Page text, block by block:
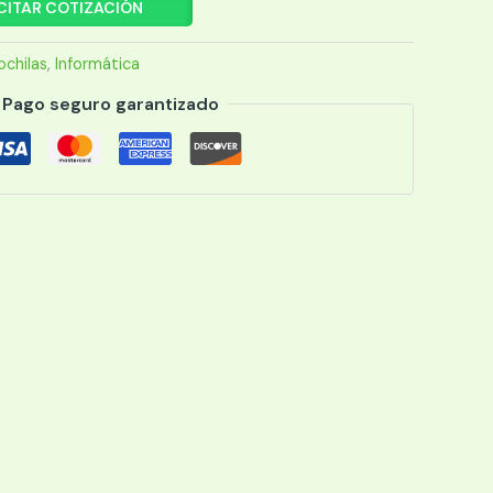
COTIZACIÓN
, Informática
Pago seguro garantizado